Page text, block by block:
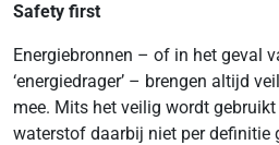
Safety first
Energiebronnen – of in het geval
‘energiedrager’ – brengen altijd
mee. Mits het veilig wordt
waterstof daarbij niet per definitie